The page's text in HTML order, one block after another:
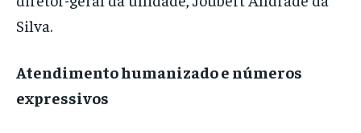
Silva.
Atendimento humanizado e números
expressivos